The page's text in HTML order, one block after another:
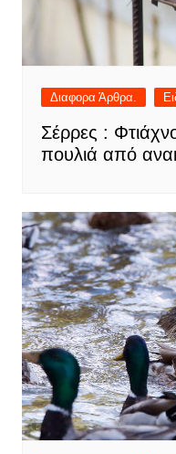
Διαφορα Άρθρα.
Σέρρες :
πουλιά από